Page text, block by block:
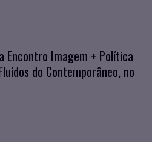
Encontro Imagem + Política
do Contemporâneo, no